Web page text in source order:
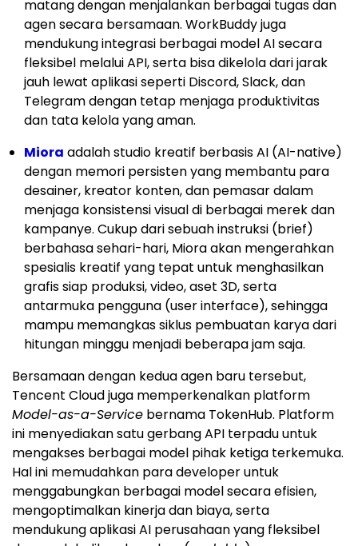
matang dengan menjalankan berbagai tugas dan
agen secara bersamaan. WorkBuddy juga
mendukung integrasi berbagai model AI secara
fleksibel melalui API, serta bisa dikelola dari jarak
jauh lewat aplikasi seperti Discord, Slack, dan
Telegram dengan tetap menjaga produktivitas
dan tata kelola yang aman.
Miora adalah studio kreatif berbasis AI (AI-native)
dengan memori persisten yang membantu para
desainer, kreator konten, dan pemasar dalam
menjaga konsistensi visual di berbagai merek dan
kampanye. Cukup dari sebuah instruksi (brief)
berbahasa sehari-hari, Miora akan mengerahkan
spesialis kreatif yang tepat untuk menghasilkan
grafis siap produksi, video, aset 3D, serta
antarmuka pengguna (user interface), sehingga
mampu memangkas siklus pembuatan karya dari
hitungan minggu menjadi beberapa jam saja.
Bersamaan dengan kedua agen baru tersebut,
Tencent Cloud juga memperkenalkan platform
Model-as-a-Service bernama TokenHub. Platform
ini menyediakan satu gerbang API terpadu untuk
mengakses berbagai model pihak ketiga terkemuka.
Hal ini memudahkan para developer untuk
menggabungkan berbagai model secara efisien,
mengoptimalkan kinerja dan biaya, serta
mendukung aplikasi AI perusahaan yang fleksibel